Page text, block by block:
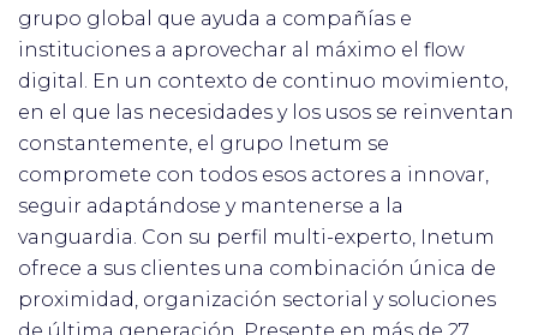
grupo global que ayuda a compañías e
instituciones a aprovechar al máximo el flow
digital. En un contexto de continuo movimiento,
en el que las necesidades y los usos se reinventan
constantemente, el grupo Inetum se
compromete con todos esos actores a innovar,
seguir adaptándose y mantenerse a la
vanguardia. Con su perfil multi-experto, Inetum
ofrece a sus clientes una combinación única de
proximidad, organización sectorial y soluciones